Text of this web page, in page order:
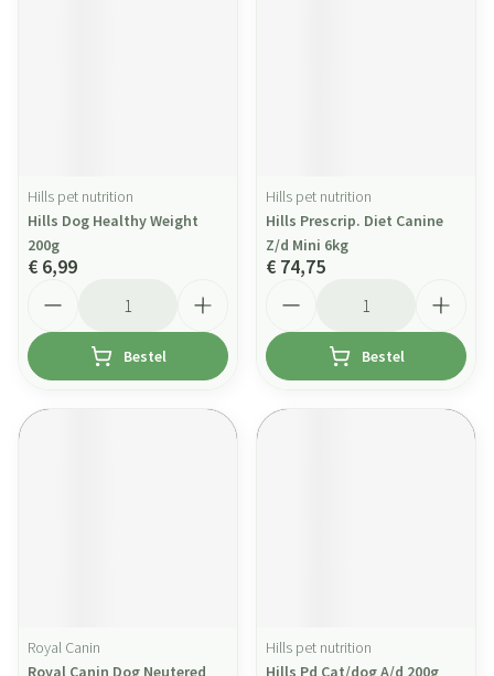
Hills pet nutrition
Hills Dog Healthy Weight
200g
€ 6,99
Bestel
Hills pet nutrition
Hills Prescrip. Diet Canine
Z/d Mini 6kg
€ 74,75
Bestel
Royal Canin
Royal Canin Dog Neutered
Hills pet nutrition
Hills Pd Cat/dog A/d 200g